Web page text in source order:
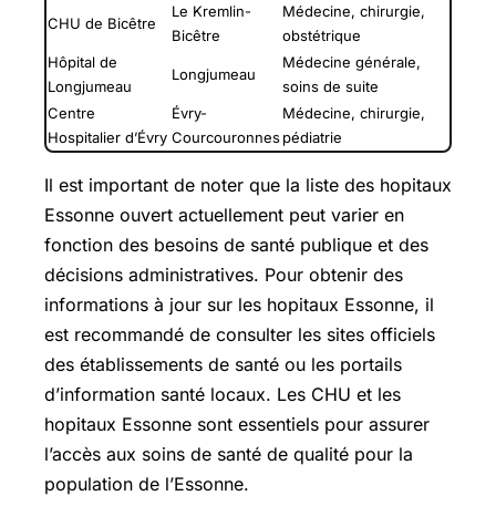
CHU de Bicêtre
Le Kremlin-
Bicêtre
Médecine, chirurgie,
obstétrique
Hôpital de
Longjumeau
Longjumeau
Médecine générale,
soins de suite
Centre
Hospitalier d’Évry
Évry-
Courcouronnes
Médecine, chirurgie,
pédiatrie
Il est important de noter que la liste des hopitaux
Essonne ouvert actuellement peut varier en
fonction des besoins de santé publique et des
décisions administratives. Pour obtenir des
informations à jour sur les hopitaux Essonne, il
est recommandé de consulter les sites officiels
des établissements de santé ou les portails
d’information santé locaux. Les CHU et les
hopitaux Essonne sont essentiels pour assurer
l’accès aux soins de santé de qualité pour la
population de l’Essonne.